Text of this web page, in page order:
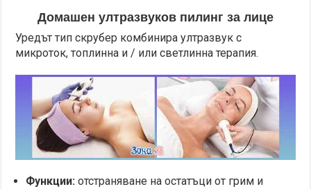
Домашен ултразвуков пилинг за лице
Уредът тип скрубер комбинира ултразвук с
микроток, топлинна и / или светлинна терапия.
Функции: отстраняване на остатъци от грим и